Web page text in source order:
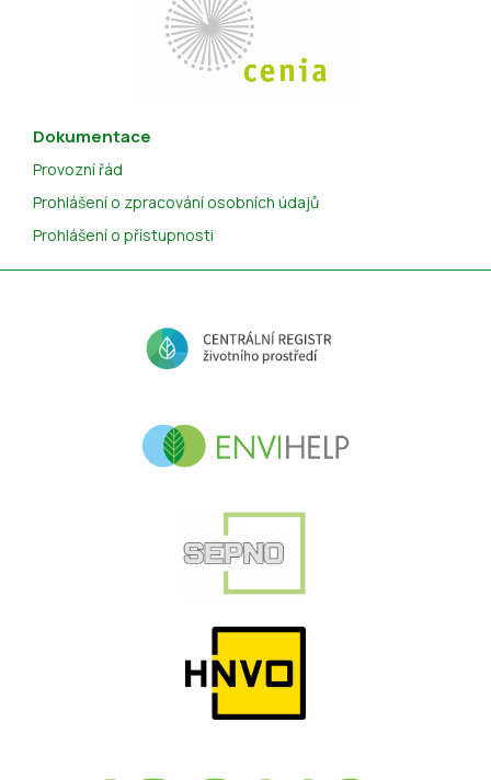
Dokumentace
Provozní řád
Prohlášení o zpracování osobních údajů
Prohlášení o přístupnosti